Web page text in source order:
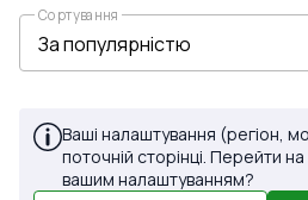
Сортування
Ваші налаштування (регіон,
поточній сторінці. Перейти на
вашим налаштуванням?